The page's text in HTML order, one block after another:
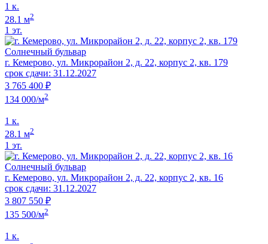
1 к.
28.1 м2
1 эт.
Солнечный бульвар
г. Кемерово, ул. Микрорайон 2, д. 22, корпус 2, кв. 179
срок сдачи: 31.12.2027
3 765 400 ₽
134 000/м2
1 к.
28.1 м2
1 эт.
Солнечный бульвар
г. Кемерово, ул. Микрорайон 2, д. 22, корпус 2, кв. 16
срок сдачи: 31.12.2027
3 807 550 ₽
135 500/м2
1 к.